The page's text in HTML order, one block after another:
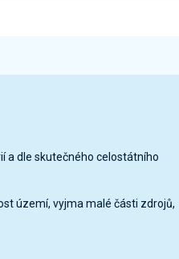
a dle skutečného celostátního
území, vyjma malé části zdrojů,